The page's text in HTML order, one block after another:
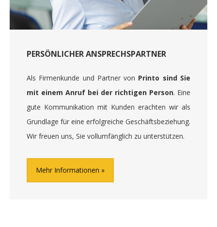
PERSÖNLICHER ANSPRECHSPARTNER
Als Firmenkunde und Partner von Printo sind Sie
mit einem Anruf bei der richtigen Person. Eine
gute Kommunikation mit Kunden erachten wir als
Grundlage für eine erfolgreiche Geschäftsbeziehung.
Wir freuen uns, Sie vollumfänglich zu unterstützen.
Mehr Informationen